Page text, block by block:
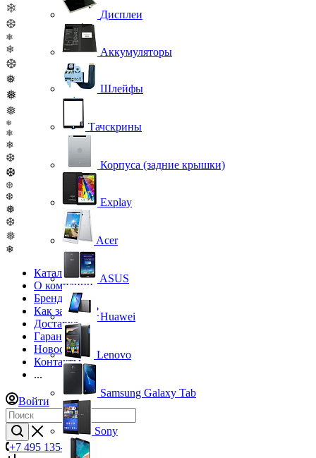
❄
❆
❅
❄
❆
❅
❅
❅
❅
❅
❄
❆
❆
❆
❆
❅
❆
❅
❄
Каталог
О компании
Бренды
Как заказать?
Доставка
Гарантия
Новости
Контакты
...
Войти
+7 495 135-39-43
Дисплеи
Аккумуляторы
Шлейфы
Тачскрины
Корпуса (задние крышки)
Explay
Acer
ASUS
Huawei
Lenovo
Samsung Galaxy Tab
Sony